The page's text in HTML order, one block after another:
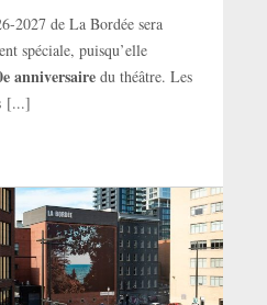
2027 de La Bordée sera
spéciale, puisqu’elle
anniversaire du théâtre. Les
[...]